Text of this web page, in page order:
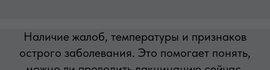
Наличие жалоб, температуры и признаков
острого заболевания. Это помогает понять,